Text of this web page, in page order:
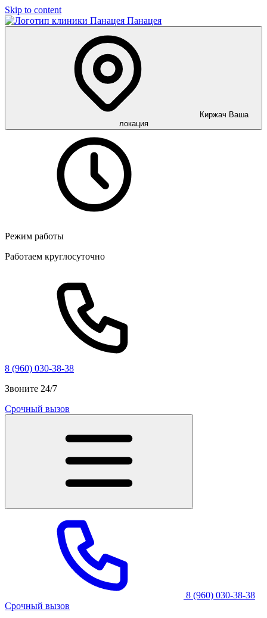
Skip to content
Панацея
Киржач Ваша
локация
Режим работы
Работаем круглосуточно
8 (960) 030-38-38
Звоните 24/7
Срочный вызов
8 (960) 030-38-38
Срочный вызов